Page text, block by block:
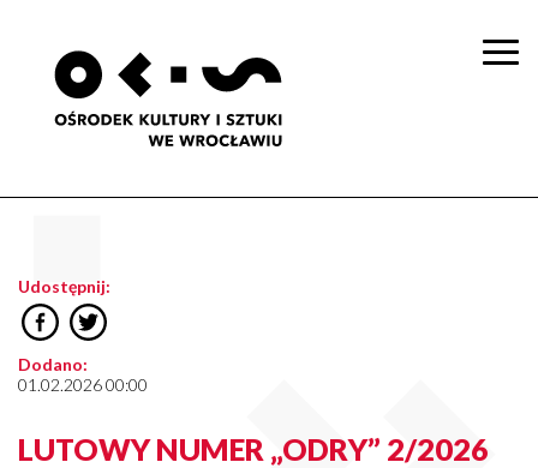
Udostępnij:
Dodano:
01.02.2026 00:00
LUTOWY NUMER „ODRY” 2/2026